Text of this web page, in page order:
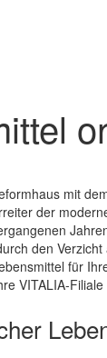
mit
der
den
für
VITALIA-